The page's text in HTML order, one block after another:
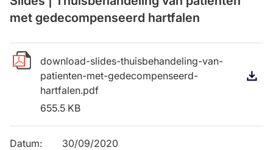
met gedecompenseerd hartfalen
download-slides-thuisbehandeling-van-
patienten-met-gedecompenseerd-
hartfalen.pdf
655.5 KB
Datum:
30/09/2020